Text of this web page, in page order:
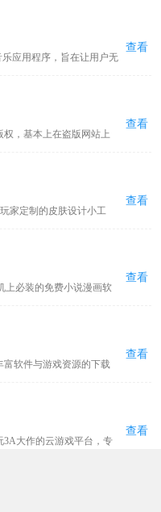
交、音源试听、周边选
务。界面简洁清爽、分类
满足用户日常追星、互动
应用程序，旨在让用户无
各种流派的音乐，同时拥
用的操作方式，用户只需
字、专辑名或艺术家名即
。
查看
权，基本上在盗版网站上
面简洁清爽，没有任何广
满足，对此感兴趣的小伙
查看
家定制的皮肤设计小工
和俯仰六个视角方便涂
的皮肤可直接保存至手机
查看
上必装的免费小说漫画软
供给用户，为漫画爱好者
体验 。
查看
富软件与游戏资源的下载
，热门游戏板块有单机手
合不同玩家，生活休闲类
，网友能快速找到适合的
查看
3A大作的云游戏平台，专
查看